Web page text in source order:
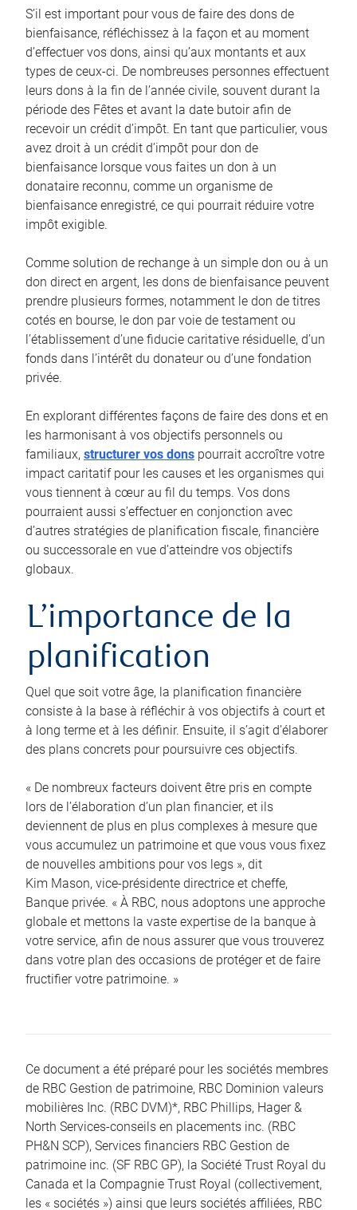
S’il est important pour vous de faire des dons de
bienfaisance, réfléchissez à la façon et au moment
d’effectuer vos dons, ainsi qu’aux montants et aux
types de ceux-ci. De nombreuses personnes effectuent
leurs dons à la fin de l’année civile, souvent durant la
période des Fêtes et avant la date butoir afin de
recevoir un crédit d’impôt. En tant que particulier, vous
avez droit à un crédit d’impôt pour don de
bienfaisance lorsque vous faites un don à un
donataire reconnu, comme un organisme de
bienfaisance enregistré, ce qui pourrait réduire votre
impôt exigible.
Comme solution de rechange à un simple don ou à un
don direct en argent, les dons de bienfaisance peuvent
prendre plusieurs formes, notamment le don de titres
cotés en bourse, le don par voie de testament ou
l’établissement d’une fiducie caritative résiduelle, d’un
fonds dans l’intérêt du donateur ou d’une fondation
privée.
En explorant différentes façons de faire des dons et en
les harmonisant à vos objectifs personnels ou
familiaux, structurer vos dons pourrait accroître votre
impact caritatif pour les causes et les organismes qui
vous tiennent à cœur au fil du temps. Vos dons
pourraient aussi s’effectuer en conjonction avec
d’autres stratégies de planification fiscale, financière
ou successorale en vue d’atteindre vos objectifs
globaux.
L’importance de la
planification
Quel que soit votre âge, la planification financière
consiste à la base à réfléchir à vos objectifs à court et
à long terme et à les définir. Ensuite, il s’agit d’élaborer
des plans concrets pour poursuivre ces objectifs.
« De nombreux facteurs doivent être pris en compte
lors de l’élaboration d’un plan financier, et ils
deviennent de plus en plus complexes à mesure que
vous accumulez un patrimoine et que vous vous fixez
de nouvelles ambitions pour vos legs », dit
Kim Mason, vice-présidente directrice et cheffe,
Banque privée. « À RBC, nous adoptons une approche
globale et mettons la vaste expertise de la banque à
votre service, afin de nous assurer que vous trouverez
dans votre plan des occasions de protéger et de faire
fructifier votre patrimoine. »
Ce document a été préparé pour les sociétés membres
de RBC Gestion de patrimoine, RBC Dominion valeurs
mobilières Inc. (RBC DVM)*, RBC Phillips, Hager &
North Services-conseils en placements inc. (RBC
PH&N SCP), Services financiers RBC Gestion de
patrimoine inc. (SF RBC GP), la Société Trust Royal du
Canada et la Compagnie Trust Royal (collectivement,
les « sociétés ») ainsi que leurs sociétés affiliées, RBC